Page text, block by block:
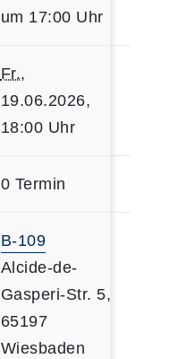
um 17:00 Uhr
Fr.,
19.06.2026,
18:00 Uhr
0 Termin
B-109
Alcide-de-
Gasperi-Str. 5,
65197
Wiesbaden